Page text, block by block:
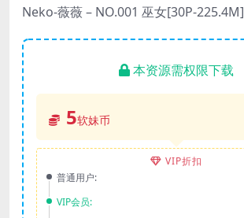
Neko-薇薇 – NO.001 巫女[30P-225.4M]
本资源需权限下载
5软妹币
VIP折扣
普通用户:
VIP会员: